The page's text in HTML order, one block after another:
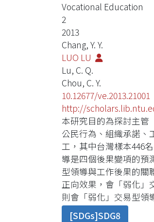
Vocational Education
2
2013
Chang, Y. Y.
LUO LU
Lu, C. Q.
Chou, C. Y.
10.12677/ve.2013.21001
http://
本研究目的為探討主管
公民行為、組織承諾、
工，其中台灣樣本446
導是四個後果變項的預
型領導與工作後果的關
正向效果，會「弱化」
則會「弱化」交易型領
[SDGs]SDG8